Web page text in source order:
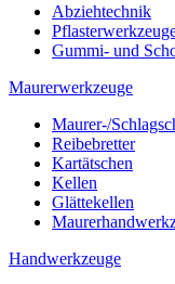
Abziehtechnik
Gummi- und
Maurerwerkzeuge
Maurer-/
Reibebretter
Kartätschen
Kellen
Glättekellen
Handwerkzeuge